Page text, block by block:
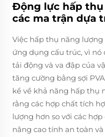
Động lực hấp
các ma trận dựa
Việc hấp thụ năng
ứng dụng cấu trúc, vì
tải động và va đập của
tăng cường bằng sợi
kể về khả năng hấp thụ
rằng các hợp chất tích
lượng hơn so với các
nâng cao tính an toàn